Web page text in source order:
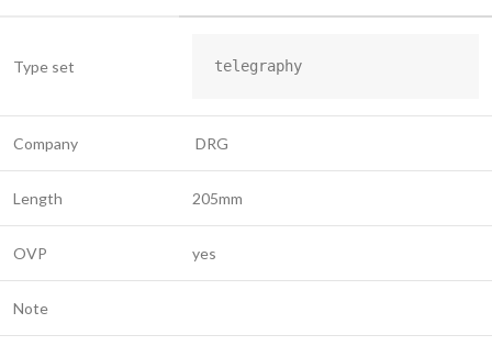
Type set telegraphy
Company DRG
Length 205mm
OVP yes
Note